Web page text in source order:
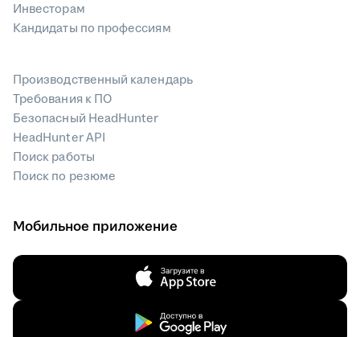
Инвесторам
Кандидаты по профессиям
Производственный календарь
Требования к ПО
Безопасный HeadHunter
HeadHunter API
Поиск работы
Поиск по резюме
Мобильное приложение